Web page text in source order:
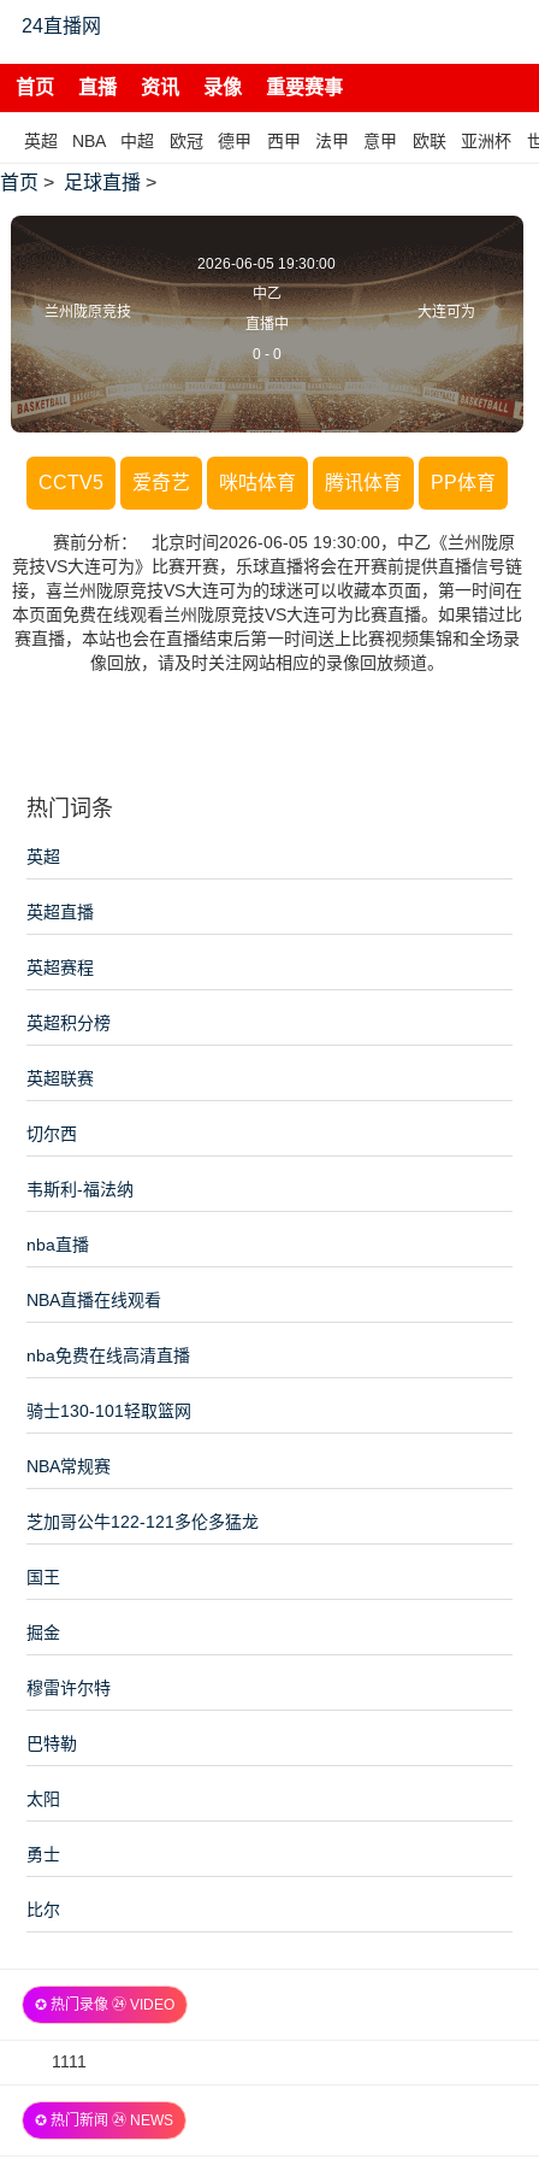
24直播网
首页 直播 资讯 录像 重要赛事
英超 NBA 中超 欧冠 德甲 西甲 法甲 意甲 欧联 亚洲杯
首页 > 足球直播 >
兰州陇原竞技
2026-06-05 19:30:00
中乙
直播中
0 - 0
大连可为
CCTV5 爱奇艺 咪咕体育 腾讯体育 PP体育
赛前分析： 北京时间2026-06-05 19:30:00，中乙《兰州陇原
竞技VS大连可为》比赛开赛，乐球直播将会在开赛前提供直播信号链
接，喜兰州陇原竞技VS大连可为的球迷可以收藏本页面，第一时间在
本页面免费在线观看兰州陇原竞技VS大连可为比赛直播。如果错过比
赛直播，本站也会在直播结束后第一时间送上比赛视频集锦和全场录
像回放，请及时关注网站相应的录像回放频道。
热门词条
英超
英超直播
英超赛程
英超积分榜
英超联赛
切尔西
韦斯利-福法纳
nba直播
NBA直播在线观看
nba免费在线高清直播
骑士130-101轻取篮网
NBA常规赛
芝加哥公牛122-121多伦多猛龙
国王
掘金
穆雷许尔特
巴特勒
太阳
勇士
比尔
✪ 热门录像 ㉔ VIDEO
2026-
06
1111
✪ 热门新闻 ㉔ NEWS